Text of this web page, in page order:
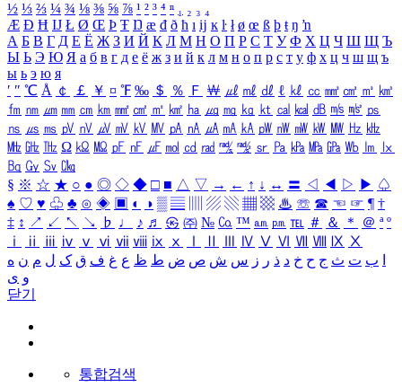
½ ⅓ ⅔ ¼ ¾ ⅛ ⅜ ⅝ ⅞ ¹ ² ³ ⁴ ⁿ ₁ ₂ ₃ ₄
Æ Ð Ħ Ĳ Ł Ø Œ Þ Ŧ Ŋ æ đ ð ħ ı ĳ ĸ ŀ ł ø œ ß þ ŧ ŋ ŉ
А Б В Г Д Е Ё Ж З И Й К Л М Н О П Р С Т У Ф Х Ц Ч Ш Щ Ъ
Ы Ь Э Ю Я а б в г д е ё ж з и й к л м н о п р с т у ф х ц ч ш щ ъ
ы ь э ю я
′ ″ ℃ Å ￠ ￡ ￥ ¤ ℉ ‰ ＄ ％ Ｆ ￦ ㎕ ㎖ ㎗ ℓ ㎘ ㏄ ㎣ ㎤ ㎥ ㎦
㎙ ㎚ ㎛ ㎜ ㎝ ㎞ ㎟ ㎠ ㎡ ㎢ ㏊ ㎍ ㎎ ㎏ ㏏ ㎈ ㎉ ㏈ ㎧ ㎨ ㎰
㎱ ㎲ ㎳ ㎴ ㎵ ㎶ ㎷ ㎸ ㎹ ㎀ ㎁ ㎂ ㎃ ㎄ ㎺ ㎻ ㎽ ㎾ ㎿ ㎐ ㎑
㎒ ㎓ ㎔ Ω ㏀ ㏁ ㎊ ㎋ ㎌ ㏖ ㏅ ㎭ ㎮ ㎯ ㏛ ㎩ ㎪ ㎫ ㎬ ㏝ ㏐
㏓
㏃ ㏉ ㏜ ㏆
§ ※ ☆ ★ ○ ● ◎ ◇ ◆ □ ■ △ ▽ → ← ↑ ↓ ↔ 〓 ◁ ◀ ▷ ▶ ♤
♠ ♡ ♥ ♧ ♣ ⊙ ◈ ▣ ◐ ◑ ▒ ▤ ▨ ▧ ▦ ▩ ♨ ☏ ☎ ☜ ☞ ¶ †
‡ ↕ ↗ ↙ ↖ ↘ ♭ ♩ ♪ ♬ ㉿ ㈜ № ㏇ ™ ㏂ ㏘ ℡ ＃ ＆ ＊ ＠ ª º
ⅰ
ⅱ ⅲ ⅳ ⅴ ⅵ ⅶ ⅷ ⅸ ⅹ Ⅳ Ⅴ Ⅵ Ⅶ Ⅷ Ⅸ Ⅹ
ب ت ث ج ح خ د ذ ر ز س ش ص ض ط ظ ع غ ف ق ک ل م ن ه
و ی
닫기
통합검색